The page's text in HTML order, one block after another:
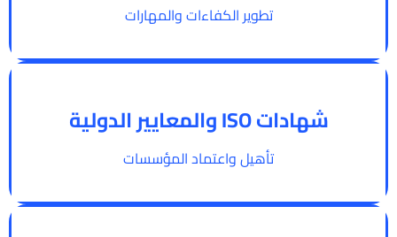
تطوير الكفاءات والمهارات
شهادات ISO والمعايير الدولية
تأهيل واعتماد المؤسسات